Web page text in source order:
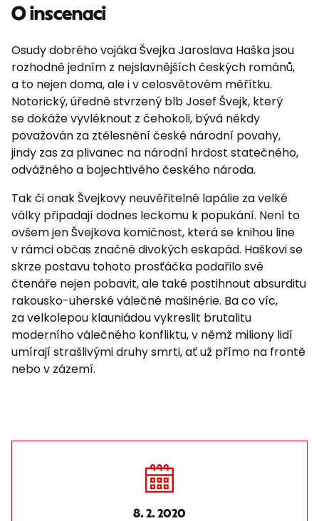
O inscenaci
Osudy dobrého vojáka Švejka Jaroslava Haška jsou
rozhodně jedním z nejslavnějších českých románů,
a to nejen doma, ale i v celosvětovém měřítku.
Notorický, úředně stvrzený blb Josef Švejk, který
se dokáže vyvléknout z čehokoli, bývá někdy
považován za ztělesnění české národní povahy,
jindy zas za plivanec na národní hrdost statečného,
odvážného a bojechtivého českého národa.
Tak či onak Švejkovy neuvěřitelné lapálie za velké
války připadají dodnes leckomu k popukání. Není to
ovšem jen Švejkova komičnost, která se knihou line
v rámci občas značně divokých eskapád. Haškovi se
skrze postavu tohoto prosťáčka podařilo své
čtenáře nejen pobavit, ale také postihnout absurditu
rakousko-uherské válečné mašinérie. Ba co víc,
za velkolepou klauniádou vykreslit brutalitu
moderního válečného konfliktu, v němž miliony lidí
umírají strašlivými druhy smrti, ať už přímo na frontě
nebo v zázemí.
8. 2. 2020